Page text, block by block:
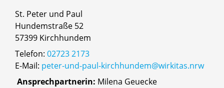
St. Peter und Paul
Hundemstraße 52
57399 Kirchhundem
Telefon: 02723 2173
E-Mail: peter-und-paul-kirchhundem@wirkitas.nrw
Ansprechpartnerin: Milena Geuecke